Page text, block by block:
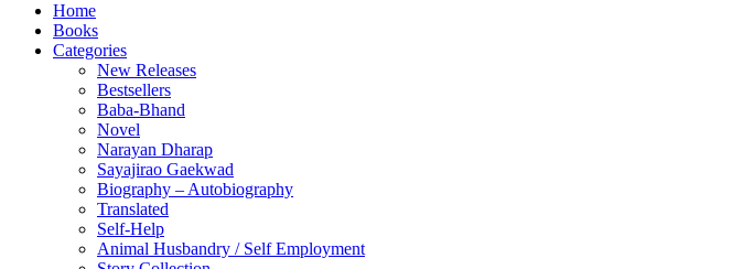
Home
Books
Categories
New Releases
Bestsellers
Baba-Bhand
Novel
Narayan Dharap
Sayajirao Gaekwad
Biography – Autobiography
Translated
Self-Help
Animal Husbandry / Self Employment